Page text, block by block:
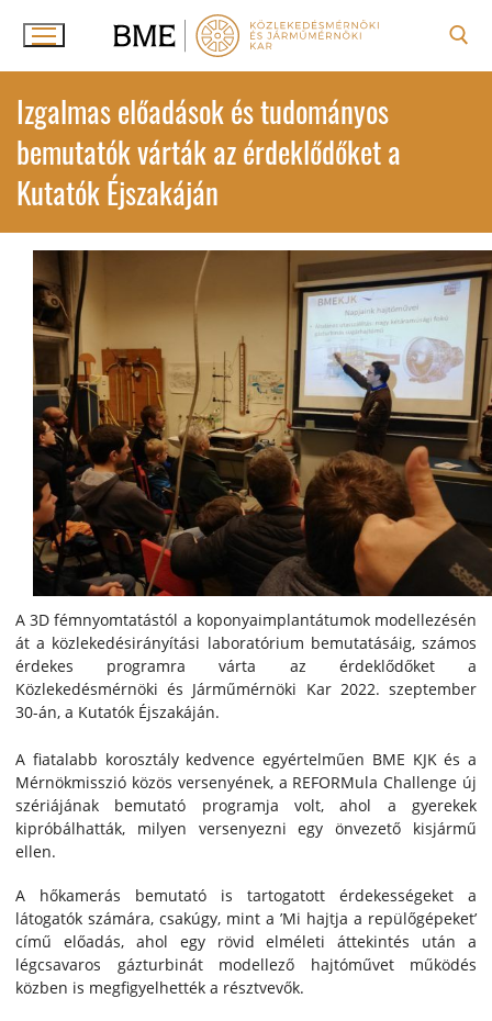
Izgalmas előadások és tudományos
bemutatók várták az érdeklődőket a
Kutatók Éjszakáján
A 3D fémnyomtatástól a koponyaimplantátumok modellezésén
át a közlekedésirányítási laboratórium bemutatásáig, számos
érdekes programra várta az érdeklődőket a
Közlekedésmérnöki és Járműmérnöki Kar 2022. szeptember
30-án, a Kutatók Éjszakáján.
A fiatalabb korosztály kedvence egyértelműen BME KJK és a
Mérnökmisszió közös versenyének, a REFORMula Challenge új
szériájának bemutató programja volt, ahol a gyerekek
kipróbálhatták, milyen versenyezni egy önvezető kisjármű
ellen.
A hőkamerás bemutató is tartogatott érdekességeket a
látogatók számára, csakúgy, mint a ’Mi hajtja a repülőgépeket’
című előadás, ahol egy rövid elméleti áttekintés után a
légcsavaros gázturbinát modellező hajtóművet működés
közben is megfigyelhették a résztvevők.